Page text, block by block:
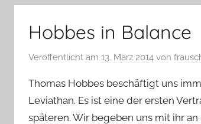
Hobbes in Balance
Veröffentlicht am 13. März 2014 von
Thomas Hobbes beschäftigt uns
Leviathan. Es ist eine der ersten
späteren. Wir begeben uns mit ihr